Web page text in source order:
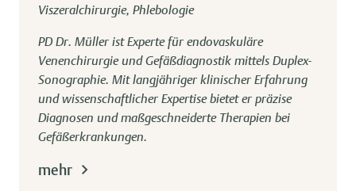
Viszeralchirurgie, Phlebologie
PD Dr. Müller ist Experte für endovaskuläre
Venenchirurgie und Gefäßdiagnostik mittels Duplex-
Sonographie. Mit langjähriger klinischer Erfahrung
und wissenschaftlicher Expertise bietet er präzise
Diagnosen und maßgeschneiderte Therapien bei
Gefäßerkrankungen.
mehr